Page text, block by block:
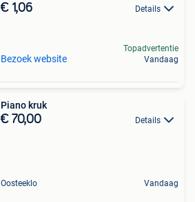
€ 1,06 Details
Bezoek website
Topadvertentie
Vandaag
Piano kruk
€ 70,00 Details
Oosteeklo Vandaag